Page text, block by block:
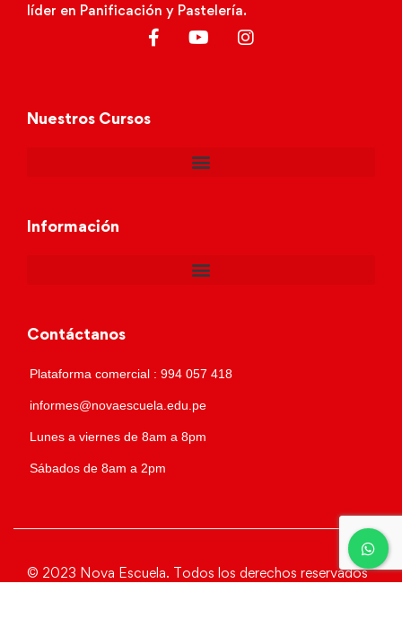
líder en Panificación y Pastelería.
Nuestros Cursos
Información
Contáctanos
Plataforma comercial : 994 057 418
informes@novaescuela.edu.pe
Lunes a viernes de 8am a 8pm
Sábados de 8am a 2pm
© 2023 Nova Escuela. Todos los derechos reservados